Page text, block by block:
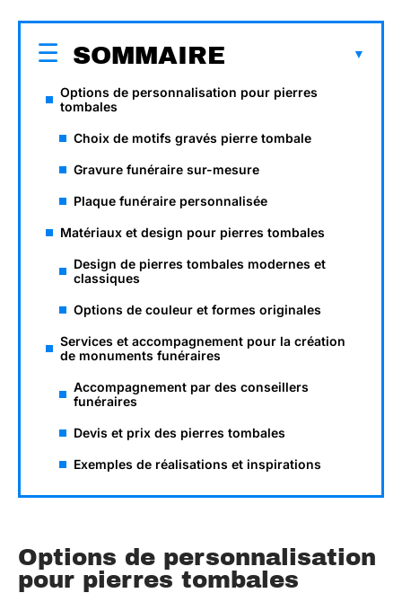
SOMMAIRE
Options de personnalisation pour pierres
tombales
Choix de motifs gravés pierre tombale
Gravure funéraire sur-mesure
Plaque funéraire personnalisée
Matériaux et design pour pierres tombales
Design de pierres tombales modernes et
classiques
Options de couleur et formes originales
Services et accompagnement pour la création
de monuments funéraires
Accompagnement par des conseillers
funéraires
Devis et prix des pierres tombales
Exemples de réalisations et inspirations
Options de personnalisation
pour pierres tombales